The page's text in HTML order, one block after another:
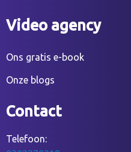
Video agency
Ons gratis e-book
Onze blogs
Contact
Telefoon: